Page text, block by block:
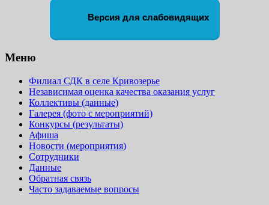
Версия для слабовидящих
Меню
Филиал СДК в селе Кривозерье
Независимая оценка качества оказания услуг
Коллективы (данные)
Галерея (фото с мероприятий)
Конкурсы (результаты)
Афиша
Новости (мероприятия)
Сотрудники
Данные
Обратная связь
Часто задаваемые вопросы